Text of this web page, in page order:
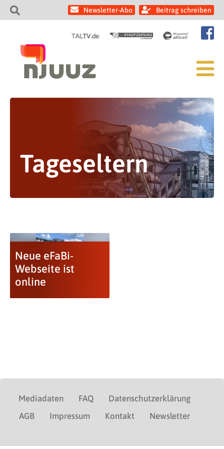
Newsletter-Abo Beitrag schreiben
Tageseltern
Neue eFaBi-
Webseite ist
online
Mediadaten FAQ
Datenschutzerklärung
AGB
Impressum Kontakt Newsletter